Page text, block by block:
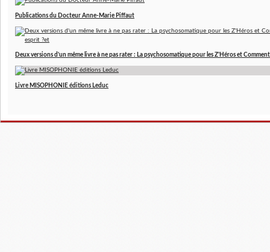
Publications du Docteur Anne-Marie Piffaut
Deux versions d'un même livre à ne pas rater : La psychosomatique pour les Z'Héros et
Livre MISOPHONIE éditions Leduc